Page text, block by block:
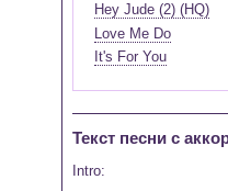
Hey Jude (2) (HQ)
Love Me Do
It's For You
Текст песни c
Intro: